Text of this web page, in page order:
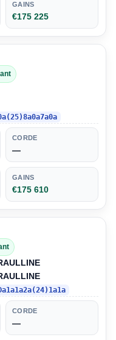
GAINS
€175 225
CORDE
—
GAINS
€175 610
CORDE
—